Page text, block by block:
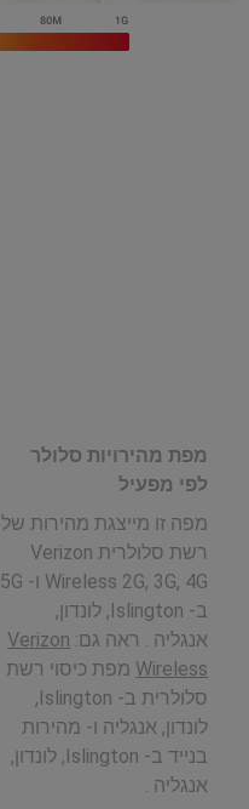
מפת מהירויות סלולר
לפי מפעיל
מפה זו מייצגת מהירות של
רשת סלולרית Verizon
Wireless 2G, 3G, 4G ו- 5G
ב- Islington, לונדון,
אנגליה . ראה גם: Verizon
Wireless מפת כיסוי רשת
סלולרית ב- Islington,
לונדון, אנגליה ו- מהירות
בנייד ב- Islington, לונדון,
אנגליה .